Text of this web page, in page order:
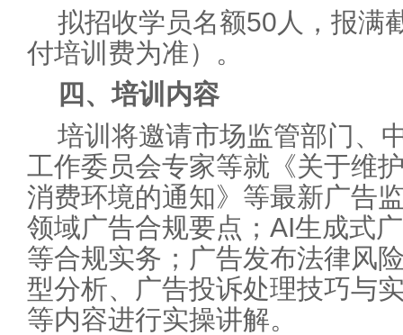
拟招收学员名额50人，报满
付培训费为准）。
四、培训内容
培训将邀请市场监管部门、
工作委员会专家等就《关于维
消费环境的通知》等最新广告
领域广告合规要点；AI生成式
等合规实务；广告发布法律风
型分析、广告投诉处理技巧与
等内容进行实操讲解。